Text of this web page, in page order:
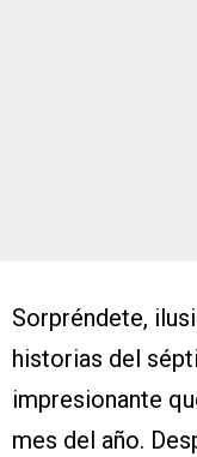
Sorpréndete,
historias del
impresionante
mes del año.